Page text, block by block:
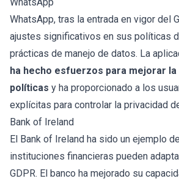
WhatsApp, tras la entrada en vigor del
ajustes significativos en sus políticas
prácticas de manejo de datos. La
ha hecho esfuerzos para mejorar la
políticas y ha proporcionado a los
explícitas para controlar la privacidad
Bank of Ireland
El Bank of Ireland ha sido un ejemplo
instituciones financieras pueden
GDPR. El banco ha mejorado su